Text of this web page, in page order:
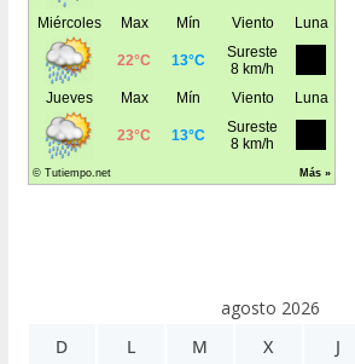
agosto 2026
D
L M X J